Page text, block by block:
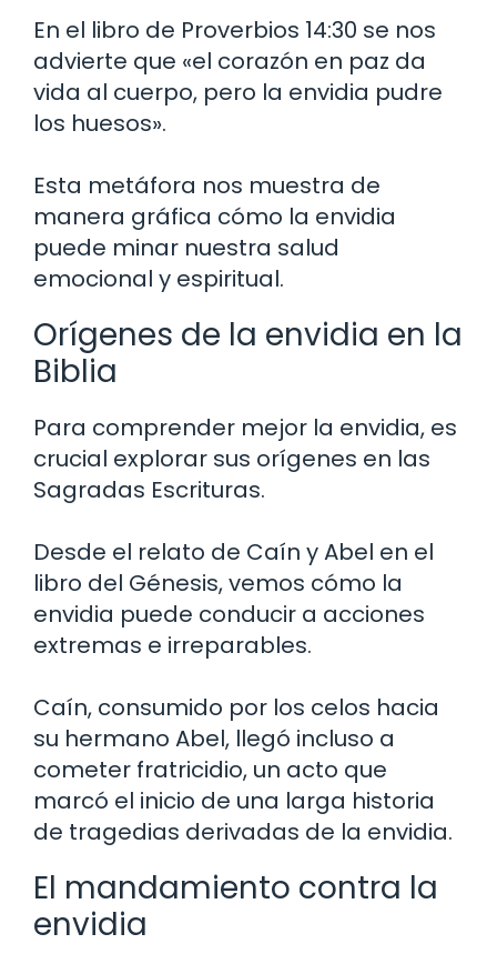
En el libro de Proverbios 14:30 se nos
advierte que «el corazón en paz da
vida al cuerpo, pero la envidia pudre
los huesos».
Esta metáfora nos muestra de
manera gráfica cómo la envidia
puede minar nuestra salud
emocional y espiritual.
Orígenes de la envidia en la
Biblia
Para comprender mejor la envidia, es
crucial explorar sus orígenes en las
Sagradas Escrituras.
Desde el relato de Caín y Abel en el
libro del Génesis, vemos cómo la
envidia puede conducir a acciones
extremas e irreparables.
Caín, consumido por los celos hacia
su hermano Abel, llegó incluso a
cometer fratricidio, un acto que
marcó el inicio de una larga historia
de tragedias derivadas de la envidia.
El mandamiento contra la
envidia